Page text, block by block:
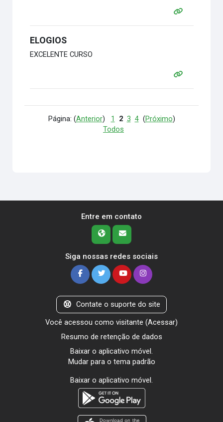
ELOGIOS
EXCELENTE CURSO
Página: (Anterior) 1 2 3 4(Próximo)
Todos
Entre em contato
Siga nossas redes sociais
Contate o suporte do site
Você acessou como visitante (Acessar)
Resumo de retenção de dados
Baixar o aplicativo móvel.
Mudar para o tema padrão
Baixar o aplicativo móvel.